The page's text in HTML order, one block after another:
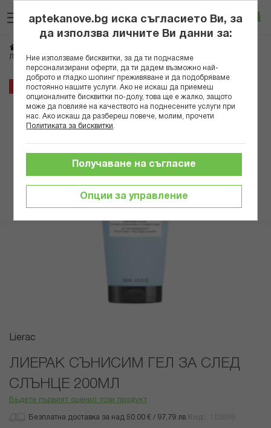
към
съдържанието
Вход
ЛИЕРАК СЪНИСИМ ГЕЛ ЗА СЛЕД СЛЪНЦЕ 200МЛ
20%
Преминете
края
Преминете
началото
галерия
със
Lierac
ЛИЕРАК СЪНИСИМ ГЕЛ ЗА СЛЕД
СЛЪНЦЕ 200МЛ
Бъдете първият оценил този продукт
Безплатна доставка за над 50.00 € / 97,79 лв.
aptekanove.bg иска съгласието Ви, за
да използва личните Ви данни за:
Ние използваме бисквитки, за да ти поднасяме
персонализирани оферти, да ти дадем възможно най-
доброто и гладко шопинг преживяване и да подобряваме
постоянно нашите услуги. Ако не искаш да приемеш
опционалните бисквитки по-долу, това ще е жалко, защото
може да повлияе на качеството на поднесените услуги при
нас. Ако искаш да разбереш повече, молим, прочети
Политиката за бисквитки
Опции за управление
Получаване на съгласие